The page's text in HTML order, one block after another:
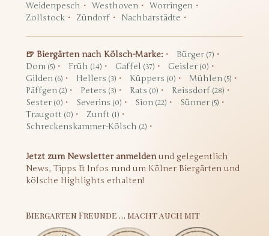
Weidenpesch
Westhoven
Worringen
Zollstock
Zündorf Nachbarstädte
🍺 Biergärten nach Kölsch-Marke: Bürger (7)
Dom (5) Früh (14) Gaffel (37) Geisler (0)
Gilden (6) Hellers (3) Küppers (0) Mühlen (5)
Päffgen (2) Peters (3) Rats (0) Reissdorf (28)
Sester (0) Severins (0) Sion (22) Sünner (5)
Traugott (0) Zunft (1)
Schreckenskammer-Kölsch (2)
Jetzt zum Newsletter anmeldenund gelegentlich
News, Tipps & Infos rund um Kölner Biergärten und
kölsche Highlights erhalten!
Biergarten Freunde … macht auch mit